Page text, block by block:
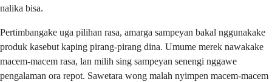
nalika bisa.
Pertimbangake uga pilihan rasa, amarga sampeyan bakal nggunakake
produk kasebut kaping pirang-pirang dina. Umume merek nawakake
macem-macem rasa, lan milih sing sampeyan senengi nggawe
pengalaman ora repot. Sawetara wong malah nyimpen macem-macem